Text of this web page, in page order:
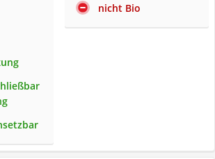
nicht Bio